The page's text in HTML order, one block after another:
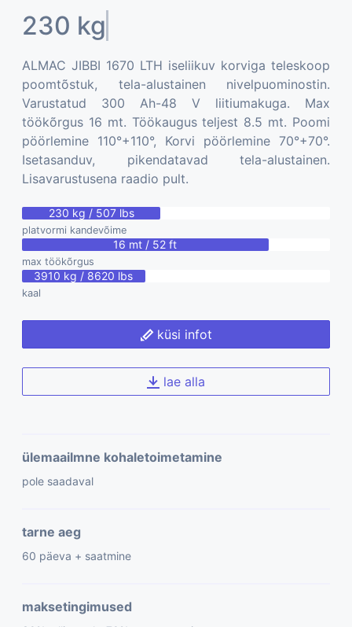
23
ALMAC JIBBI 1670 LTH iseliikuv korviga teleskoop
poomtõstuk, tela-alustainen nivelpuominostin.
Varustatud 300 Ah-48 V liitiumakuga. Max
töökõrgus 16 mt. Töökaugus teljest 8.5 mt. Poomi
pöörlemine 110°+110°, Korvi pöörlemine 70°+70°.
Isetasanduv, pikendatavad tela-alustainen.
Lisavarustusena raadio pult.
230 kg / 507 lbs
platvormi kandevõime
16 mt / 52 ft
max töökõrgus
3910 kg / 8620 lbs
kaal
küsi infot
lae alla
ülemaailmne kohaletoimetamine
pole saadaval
tarne aeg
60 päeva + saatmine
maksetingimused